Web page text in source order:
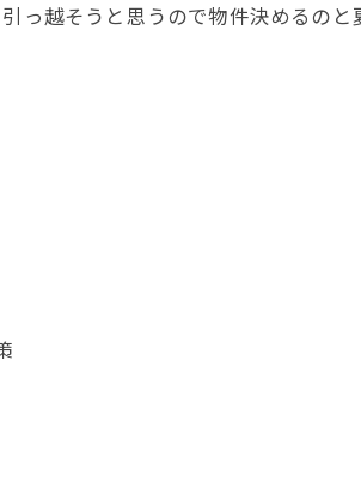
っ越そうと思うので物件決めるのと